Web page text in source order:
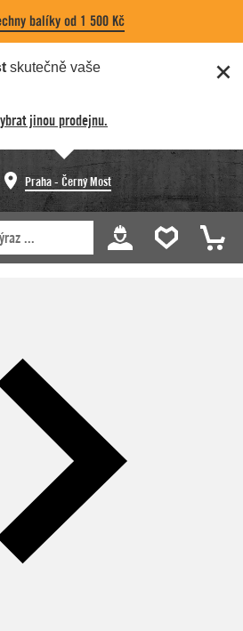
balíky od 1 500 Kč
skutečně vaše
jinou prodejnu.
Praha - Černý Most